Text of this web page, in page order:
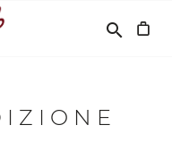
Cerca
search